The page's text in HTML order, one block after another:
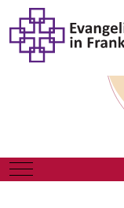
Mobile Menu Toggle